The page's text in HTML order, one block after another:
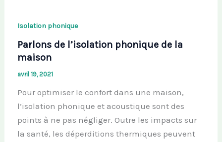
Isolation phonique
Parlons de l’isolation phonique de la
maison
avril 19, 2021
Pour optimiser le confort dans une maison,
l’isolation phonique et acoustique sont des
points à ne pas négliger. Outre les impacts sur
la santé, les déperditions thermiques peuvent